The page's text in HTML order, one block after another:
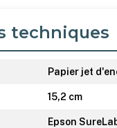
techniques
Papier jet
15,2 cm
Epson